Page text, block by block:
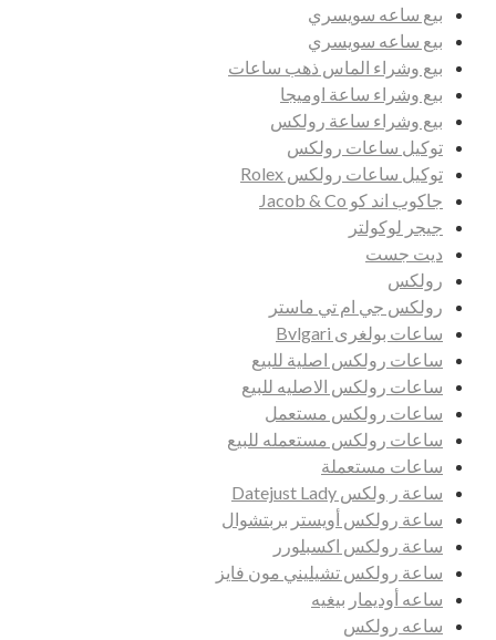
بيع ساعه سويسري
بيع ساعه سويسري
بيع وشراء الماس ذهب ساعات
بيع وشراء ساعة اوميجا
بيع وشراء ساعة رولكس
توكيل ساعات رولكس
توكيل ساعات رولكس Rolex
جاكوب اند كو Jacob & Co
جيجر لوكولتر
ديت جست
رولكس
رولكس جي ام تي ماستر
ساعات بولغرى Bvlgari
ساعات رولكس اصلية للبيع
ساعات رولكس الاصليه للبيع
ساعات رولكس مستعمل
ساعات رولكس مستعمله للبيع
ساعات مستعملة
ساعة ر ولكس Datejust Lady
ساعة رولكس أويستر بربتشوال
ساعة رولكس اكسبلورر
ساعة رولكس تشيليني مون فايز
ساعه أوديمار بيغيه
ساعه رولكس